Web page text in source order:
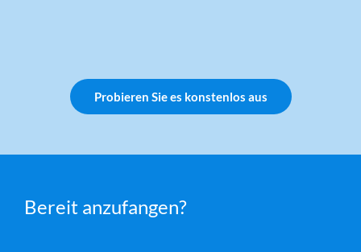
Probieren Sie es konstenlos aus
Bereit anzufangen?